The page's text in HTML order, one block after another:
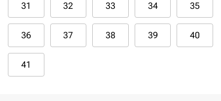
31 32 33 34 35
36 37 38 39 40
41